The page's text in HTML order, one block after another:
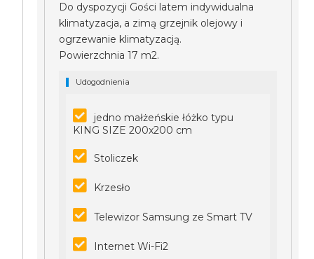
Do dyspozycji Gości latem indywidualna
klimatyzacja, a zimą grzejnik olejowy i
ogrzewanie klimatyzacją.
Powierzchnia 17 m2.
Udogodnienia
jedno małżeńskie łóżko typu
KING SIZE 200x200 cm
Stoliczek
Krzesło
Telewizor Samsung ze Smart TV
Internet Wi-Fi2